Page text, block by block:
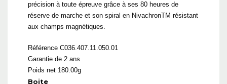
précision à toute épreuve grâce à ses 80 heures de
réserve de marche et son spiral en NivachronTM résistant
aux champs magnétiques.
Référence C036.407.11.050.01
Garantie de 2 ans
Poids net 180.00g
Boite